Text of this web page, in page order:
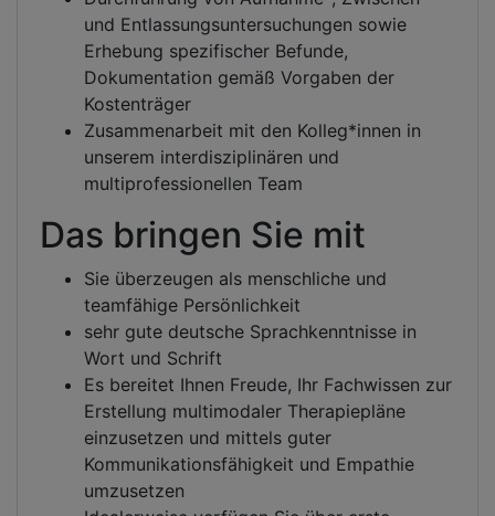
und Entlassungsuntersuchungen sowie
Erhebung spezifischer Befunde,
Dokumentation gemäß Vorgaben der
Kostenträger
Zusammenarbeit mit den Kolleg*innen in
unserem interdisziplinären und
multiprofessionellen Team
Das bringen Sie mit
Sie überzeugen als menschliche und
teamfähige Persönlichkeit
sehr gute deutsche Sprachkenntnisse in
Wort und Schrift
Es bereitet Ihnen Freude, Ihr Fachwissen zur
Erstellung multimodaler Therapiepläne
einzusetzen und mittels guter
Kommunikationsfähigkeit und Empathie
umzusetzen